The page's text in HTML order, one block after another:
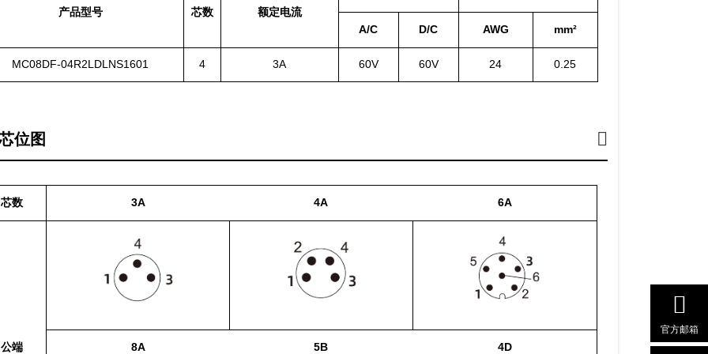
产品型号 芯数
额定电流
A/C
D/C AWG mm²
MC08DF-04R2LDLNS1601 4 3A 60V 60V 24 0.25
位图
芯数 3A 4A 6A
公端 8A 5B 4D
官方邮箱